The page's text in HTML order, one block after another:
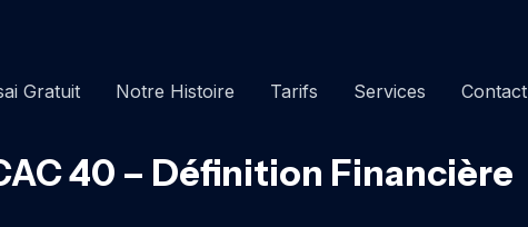
Gratuit Notre Histoire Tarifs Services Contact
40 – Définition Financière